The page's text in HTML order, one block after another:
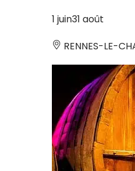
1 juin31 août
RENNES-LE-